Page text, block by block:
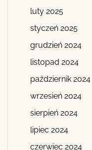
luty 2025
styczeń 2025
grudzień 2024
listopad 2024
październik 2024
wrzesień 2024
sierpień 2024
lipiec 2024
czerwiec 2024